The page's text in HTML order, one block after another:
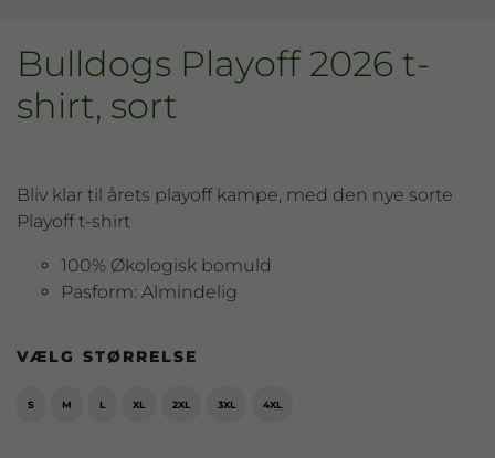
Bulldogs Playoff 2026 t-
shirt, sort
Bliv klar til årets playoff kampe, med den nye sorte
Playoff t-shirt
100% Økologisk bomuld
Pasform: Almindelig
VÆLG STØRRELSE
S M L XL 2XL 3XL 4XL